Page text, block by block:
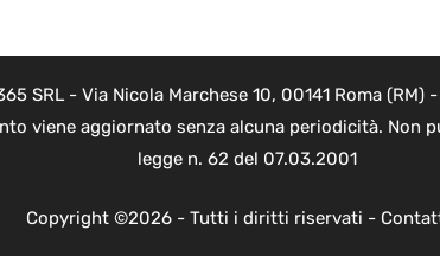
SRL - Via Nicola Marchese 10, 00141 Roma (RM)
viene aggiornato senza alcuna periodicità.
legge n. 62 del 07.03.2001
Copyright ©2026 - Tutti i diritti riservati -